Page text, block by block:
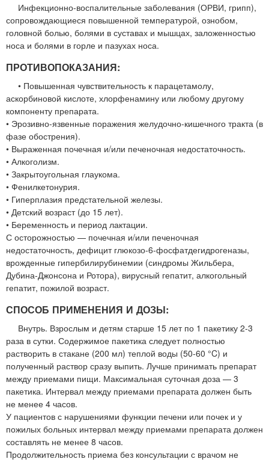
Инфекционно-воспалительные заболевания (ОРВИ, грипп),
сопровождающиеся повышенной температурой, ознобом,
головной болью, болями в суставах и мышцах, заложенностью
носа и болями в горле и пазухах носа.
ПРОТИВОПОКАЗАНИЯ:
• Повышенная чувствительность к парацетамолу,
аскорбиновой кислоте, хлорфенамину или любому другому
компоненту препарата.
• Эрозивно-язвенные поражения желудочно-кишечного тракта (в
фазе обострения).
• Выраженная почечная и/или печеночная недостаточность.
• Алкоголизм.
• Закрытоугольная глаукома.
• Фенилкетонурия.
• Гиперплазия предстательной железы.
• Детский возраст (до 15 лет).
• Беременность и период лактации.
С осторожностью — почечная и/или печеночная
недостаточность, дефицит глюкозо-6-фосфатдегидрогеназы,
врожденные гипербилирубинемии (синдромы Жильбера,
Дубина-Джонсона и Ротора), вирусный гепатит, алкогольный
гепатит, пожилой возраст.
СПОСОБ ПРИМЕНЕНИЯ И ДОЗЫ:
Внутрь. Взрослым и детям старше 15 лет по 1 пакетику 2-3
раза в сутки. Содержимое пакетика следует полностью
растворить в стакане (200 мл) теплой воды (50-60 °C) и
полученный раствор сразу выпить. Лучше принимать препарат
между приемами пищи. Максимальная суточная доза — 3
пакетика. Интервал между приемами препарата должен быть
не менее 4 часов.
У пациентов с нарушениями функции печени или почек и у
пожилых больных интервал между приемами препарата должен
составлять не менее 8 часов.
Продолжительность приема без консультации с врачом не